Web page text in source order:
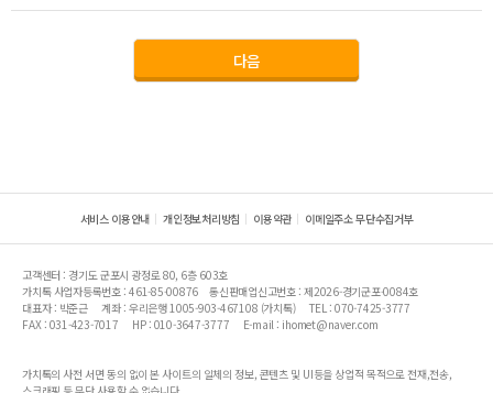
서비스 이용안내 개인정보처리방침 이용약관 이메일주소 무단수집거부
고객센터 : 경기도 군포시 광정로 80, 6층 603호
가치톡 사업자등록번호 : 461-85-00876
통신판매업신고번호 : 제2026-경기군포-0084호
대표자 : 박준근
계좌 : 우리은행 1005-903-467108 (가치톡)
TEL : 070-7425-3777
FAX : 031-423-7017
HP : 010-3647-3777 E-mail : ihomet@naver.com
가치톡의 사전 서면 동의 없이 본 사이트의 일체의 정보, 콘텐츠 및 UI등을 상업적 목적으로 전재,전송,